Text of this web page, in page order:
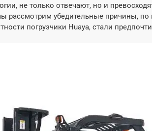
не только отвечают, но и
рассмотрим убедительные причины,
погрузчики Huaya, стали
CPD45
4,5 тонны